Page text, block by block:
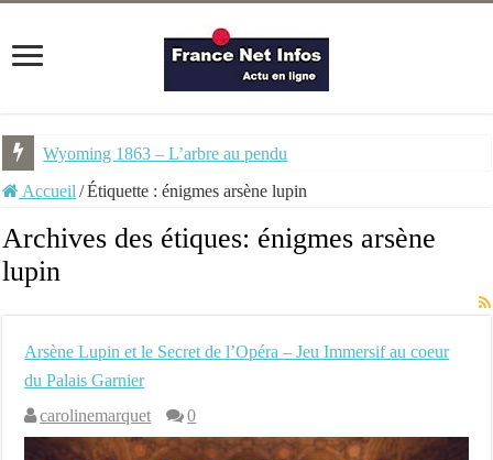
Wyoming 1863 – L’arbre au pendu
Accueil /Étiquette :énigmes arsène lupin
Archives des étiques: énigmes arsène
lupin
Arsène Lupin et le Secret de l’Opéra – Jeu Immersif au coeur
du Palais Garnier
carolinemarquet
0